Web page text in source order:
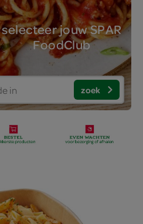
selecteer jouw SPAR
FoodClub
zoek